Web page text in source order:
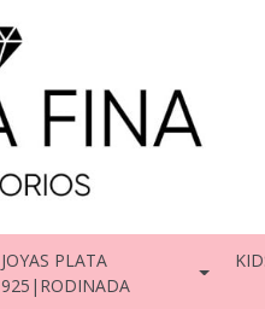
JOYAS PLATA
925|RODINADA